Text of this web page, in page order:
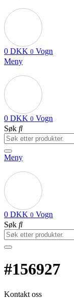
0 DKK 0 Vogn
Meny
0 DKK 0 Vogn
Søk
Meny
0 DKK 0 Vogn
Søk
#156927
Kontakt oss